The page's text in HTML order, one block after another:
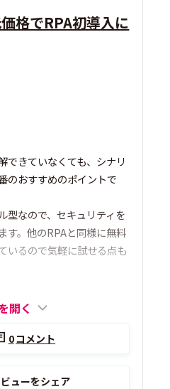
格でRPA初導入に
できていなくても、シナリ
のおすすめのポイントで
型なので、セキュリティを
す。他のRPAと同様に無料
いるので気軽に試せる点も
開く
0コメント
ビューをシェア